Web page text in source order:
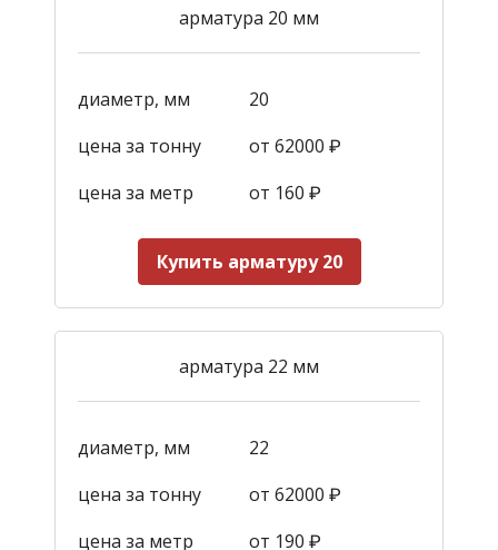
арматура 20 мм
диаметр, мм
20
цена за тонну
от 62000 ₽
цена за метр
от 160 ₽
Купить арматуру 20
арматура 22 мм
диаметр, мм
22
цена за тонну
от 62000 ₽
цена за метр
от 190 ₽